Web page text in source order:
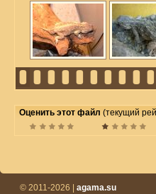
Оценить этот файл (текущий
© 2011-2026 | agama.su